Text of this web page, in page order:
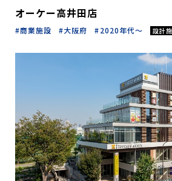
オーケー高井田店
商業施設 大阪府 2020年代～ 設計